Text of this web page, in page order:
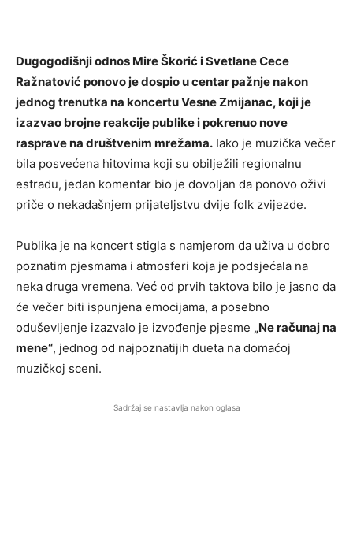
Dugogodišnji odnos Mire Škorić i Svetlane Cece
Ražnatović ponovo je dospio u centar pažnje nakon
jednog trenutka na koncertu Vesne Zmijanac, koji je
izazvao brojne reakcije publike i pokrenuo nove
rasprave na društvenim mrežama. Iako je muzička večer
bila posvećena hitovima koji su obilježili regionalnu
estradu, jedan komentar bio je dovoljan da ponovo oživi
priče o nekadašnjem prijateljstvu dvije folk zvijezde.
Publika je na koncert stigla s namjerom da uživa u dobro
poznatim pjesmama i atmosferi koja je podsjećala na
neka druga vremena. Već od prvih taktova bilo je jasno da
će večer biti ispunjena emocijama, a posebno
oduševljenje izazvalo je izvođenje pjesme „Ne računaj na
mene“, jednog od najpoznatijih dueta na domaćoj
muzičkoj sceni.
Sadržaj se nastavlja nakon oglasa